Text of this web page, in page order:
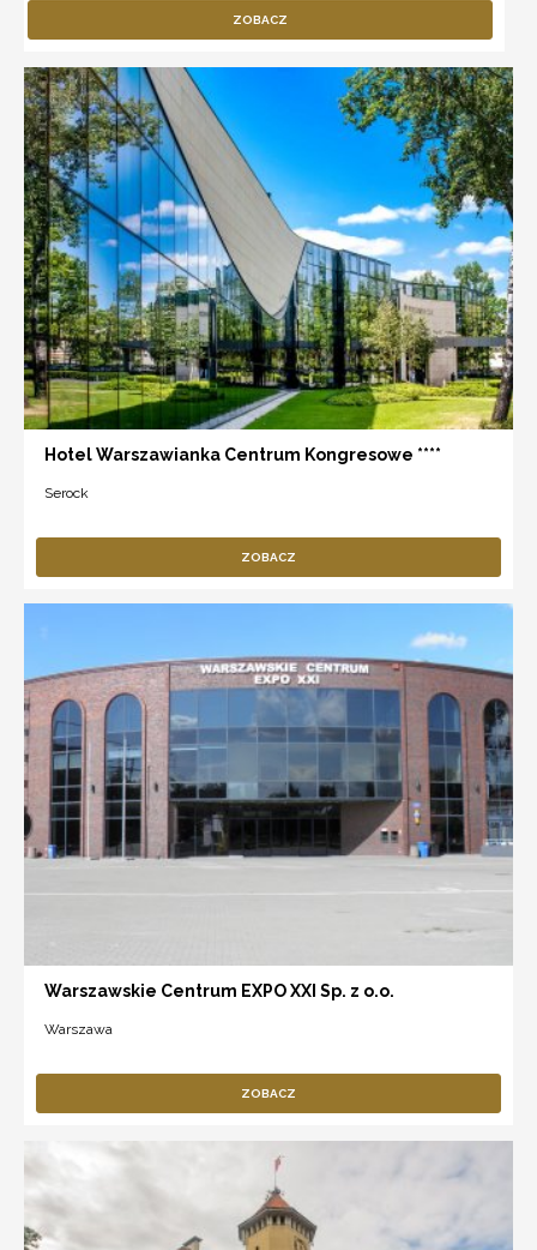
ZOBACZ
Hotel Warszawianka Centrum Kongresowe ****
Serock
ZOBACZ
Warszawskie Centrum EXPO XXI Sp. z o.o.
Warszawa
ZOBACZ